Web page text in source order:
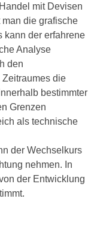
mit Devisen
die grafische
kann der erfahrene
Analyse
den
die
bestimmter
Grenzen
als technische
der Wechselkurs
nehmen. In
der Entwicklung